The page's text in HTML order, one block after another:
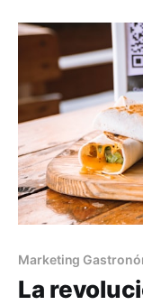
Marketing
La